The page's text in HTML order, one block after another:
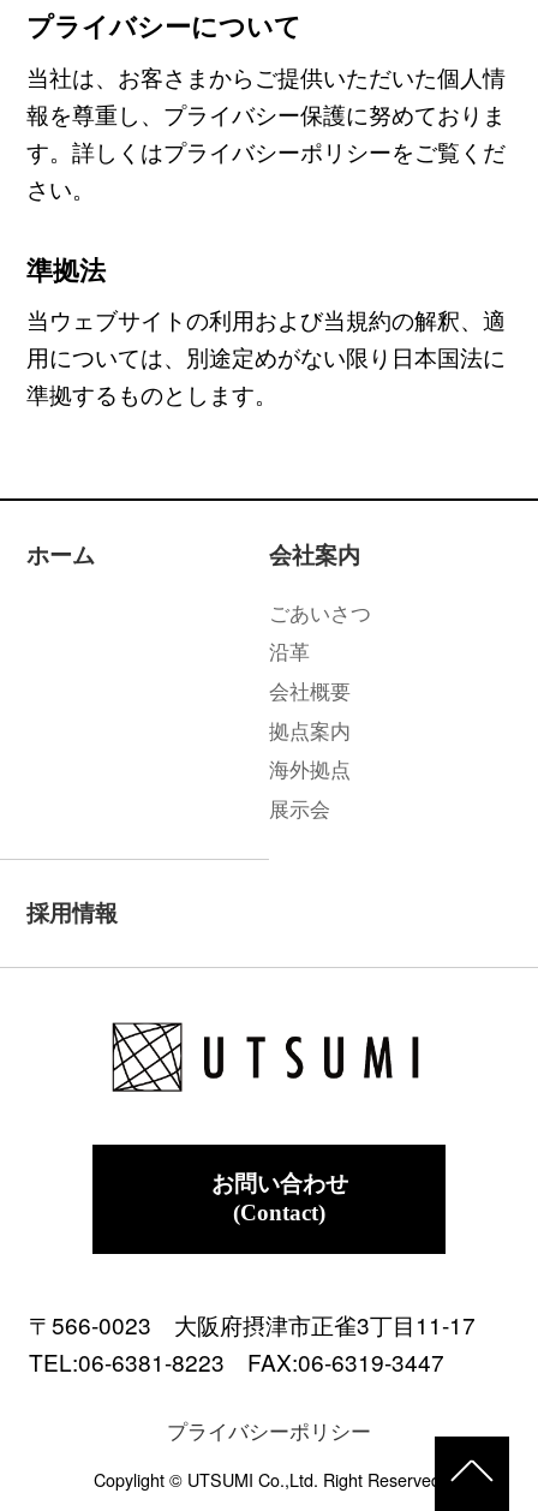
プライバシーについて
当社は、お客さまからご提供いただいた個人情
報を尊重し、プライバシー保護に努めておりま
す。詳しくはプライバシーポリシーをご覧くだ
さい。
準拠法
当ウェブサイトの利用および当規約の解釈、適
用については、別途定めがない限り日本国法に
準拠するものとします。
お問い合わせ
(Contact)
〒566-0023 大阪府摂津市正雀3丁目11-17
TEL:06-6381-8223 FAX:06-6319-3447
プライバシーポリシー
Copylight © UTSUMI Co.,Ltd. Right Reserved.
ホーム 会社案内
ごあいさつ
沿革
会社概要
拠点案内
海外拠点
展示会
採用情報